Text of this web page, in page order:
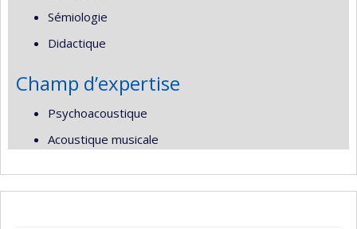
Sémiologie
Didactique
Champ d’expertise
Psychoacoustique
Acoustique musicale